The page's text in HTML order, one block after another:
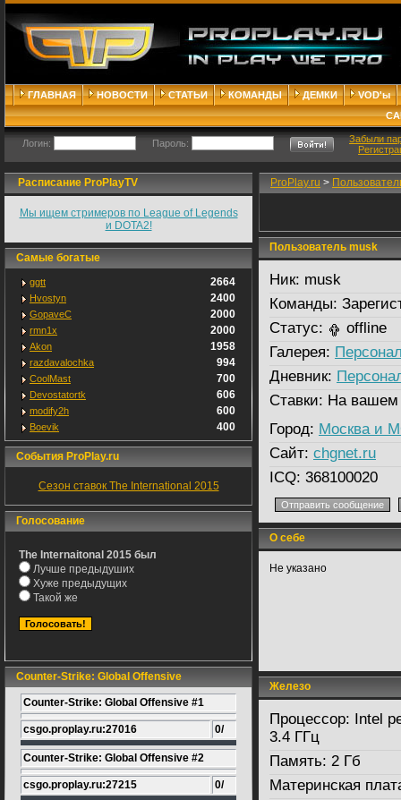
ГЛАВНАЯ НОВОСТИ СТАТЬИ КОМАНДЫ ДЕМКИ
VOD'ы
Логин: Пароль:
Забыли
Расписание ProPlayTV
Мы ищем стримеров по League of Legends
и DOTA2!
Самые богатые
ggtt 2664
Hvostyn 2400
GopaveC 2000
rmn1x 2000
Akon 1958
razdavalochka 994
CoolMast 700
Devostatortk 606
modify2h 600
Boevik 400
События ProPlay.ru
Сезон ставок The International 2015
Голосование
The Internaitonal 2015 был
Лучше предыдуших
Хуже предыдущих
Такой же
Counter-Strike: Global Offensive
Counter-Strike: Global Offensive #1
csgo.proplay.ru:27016 0/
Counter-Strike: Global Offensive #2
csgo.proplay.ru:27215 0/
ProPlay.ru >
Пользователь musk
Ник: musk
Команды:
Статус:
offline
Галерея:
Дневник:
Ставки: На вашем
Город: Москва и
Сайт: chgnet.ru
ICQ: 368100020
О себе
Не указано
Железо
Процессор: Intel
3.4 ГГц
Память: 2 Гб
Материнская